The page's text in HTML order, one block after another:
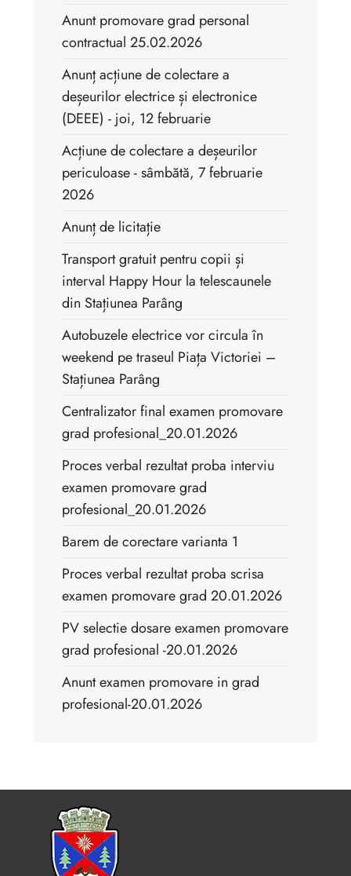
Anunt promovare grad personal
contractual 25.02.2026
Anunț acțiune de colectare a
deșeurilor electrice și electronice
(DEEE) - joi, 12 februarie
Acțiune de colectare a deșeurilor
periculoase - sâmbătă, 7 februarie
2026
Anunț de licitație
Transport gratuit pentru copii și
interval Happy Hour la telescaunele
din Stațiunea Parâng
Autobuzele electrice vor circula în
weekend pe traseul Piața Victoriei –
Stațiunea Parâng
Centralizator final examen promovare
grad profesional_20.01.2026
Proces verbal rezultat proba interviu
examen promovare grad
profesional_20.01.2026
Barem de corectare varianta 1
Proces verbal rezultat proba scrisa
examen promovare grad 20.01.2026
PV selectie dosare examen promovare
grad profesional -20.01.2026
Anunt examen promovare in grad
profesional-20.01.2026